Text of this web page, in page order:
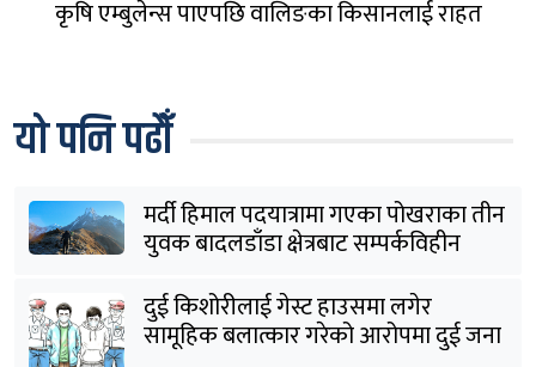
कृषि एम्बुलेन्स पाएपछि वालिङका किसानलाई राहत
यो पनि पढौँ
मर्दी हिमाल पदयात्रामा गएका पोखराका तीन
युवक बादलडाँडा क्षेत्रबाट सम्पर्कविहीन
दुई किशोरीलाई गेस्ट हाउसमा लगेर
सामूहिक बलात्कार गरेको आरोपमा दुई जना